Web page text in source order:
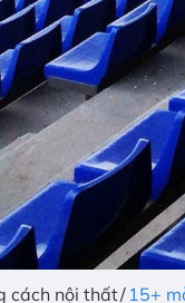
cách nội thất 15+